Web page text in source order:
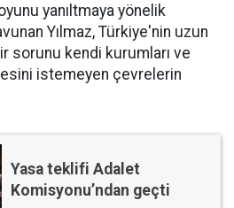
yanıltmaya yönelik
Yılmaz, Türkiye'nin uzun
sorunu kendi kurumları ve
istemeyen çevrelerin
Yasa teklifi Adalet
Komisyonu’ndan geçti